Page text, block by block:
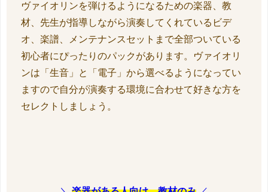
ヴァイオリンを弾けるようになるための楽器、教
材、先生が指導しながら演奏してくれているビデ
オ、楽譜、メンテナンスセットまで全部ついている
初心者にぴったりのパックがあります。ヴァイオリ
ンは「生音」と「電子」から選べるようになってい
ますので自分が演奏する環境に合わせて好きな方を
セレクトしましょう。